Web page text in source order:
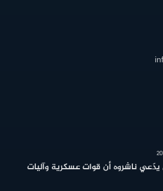
ناشروه أن قوات عسكرية وآليات